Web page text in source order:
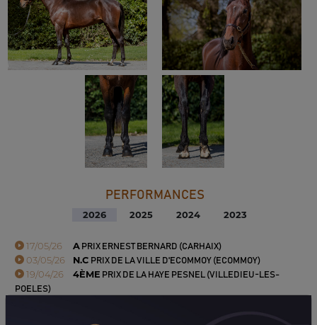
PERFORMANCES
2026 2025 2024 2023
17/05/26 APRIX ERNEST BERNARD (CARHAIX)
03/05/26 N.C PRIX DE LA VILLE D'ECOMMOY (ECOMMOY)
19/04/26 4ÈME PRIX DE LA HAYE PESNEL (VILLEDIEU-LES-
POELES)